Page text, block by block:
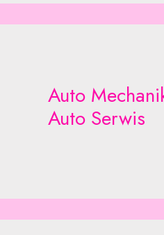
Auto
Auto Serwis